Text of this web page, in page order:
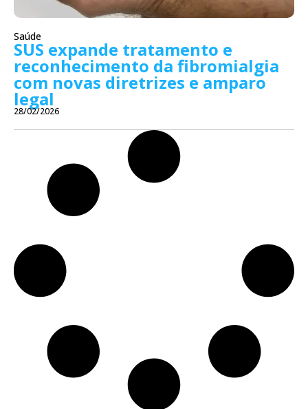
Saúde
SUS expande tratamento e
reconhecimento da fibromialgia
com novas diretrizes e amparo
legal
28/02/2026